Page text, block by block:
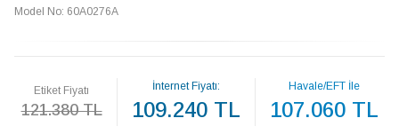
Model No: 60A0276A
Etiket Fiyatı
121.380 TL
İnternet Fiyatı:
109.240 TL
Havale/EFT İle
107.060 TL